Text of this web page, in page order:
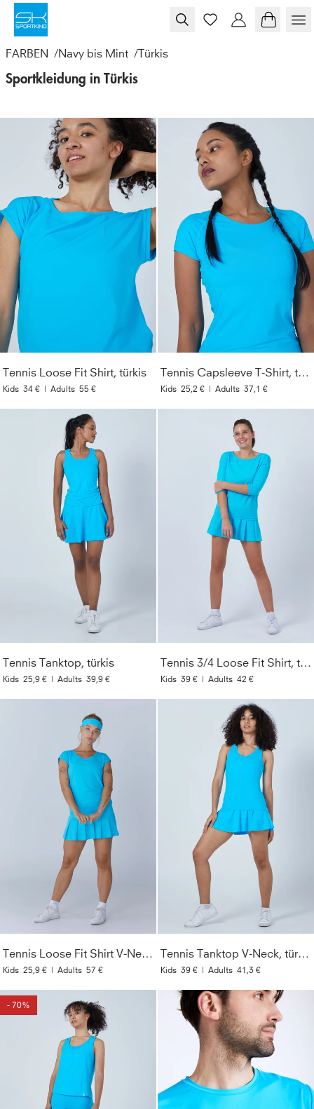
FARBEN /Navy bis Mint /Türkis
Sportkleidung in Türkis
Tennis Loose Fit Shirt, türkis
Kids 34 € | Adults 55 €
Tennis Capsleeve T-Shirt, türkis
Kids 25,2 € | Adults 37,1 €
Tennis Tanktop, türkis
Kids 25,9 € | Adults 39,9 €
Tennis 3/4 Loose Fit Shirt, türkis
Kids 39 € | Adults 42 €
Tennis Loose Fit Shirt V-Neck, türkis
Kids 25,9 € | Adults 57 €
Tennis Tanktop V-Neck, türkis
Kids 39 € | Adults 41,3 €
- 70%